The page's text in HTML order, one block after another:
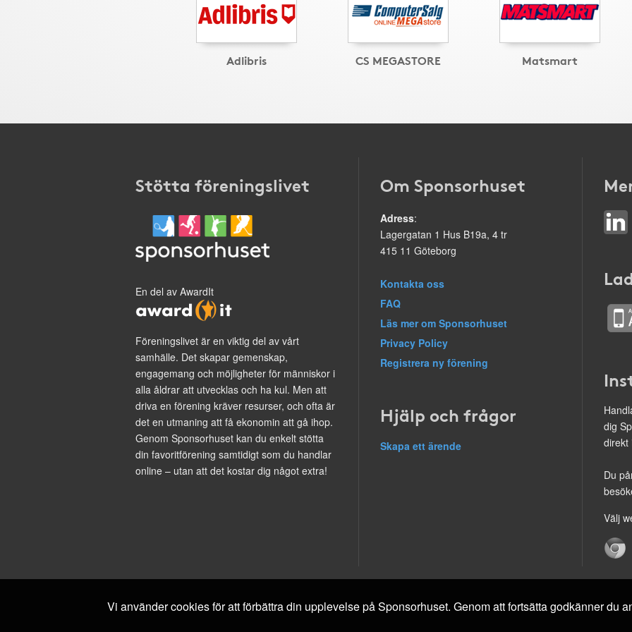
Adlibris CS MEGASTORE Matsmart
Stötta föreningslivet
En del av AwardIt
Föreningslivet är en viktig del av vårt
samhälle. Det skapar gemenskap,
engagemang och möjligheter för människor i
alla åldrar att utvecklas och ha kul. Men att
driva en förening kräver resurser, och ofta är
det en utmaning att få ekonomin att gå ihop.
Genom Sponsorhuset kan du enkelt stötta
din favoritförening samtidigt som du handlar
online – utan att det kostar dig något extra!
Om Sponsorhuset
Adress:
Lagergatan 1 Hus B19a, 4 tr
415 11 Göteborg
Kontakta oss
FAQ
Läs mer om Sponsorhuset
Privacy Policy
Registrera ny förening
Hjälp och frågor
Skapa ett ärende
dig
direkt
Du
Välj
Vi använder cookies för att förbättra din upplevelse på Sponsorhuset. Genom att fortsätta godkänner du